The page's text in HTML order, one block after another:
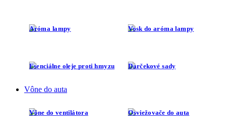
Aróma lampy Vosk do aróma lampy
Esenciálne oleje proti hmyzu Darčekové sady
Vône do auta
Vône do ventilátora Osviežovače do auta